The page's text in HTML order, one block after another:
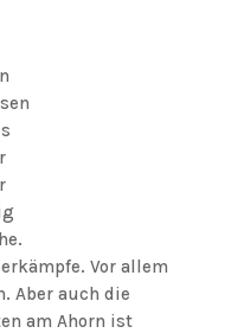
Vor allem
Aber auch die
am Ahorn ist